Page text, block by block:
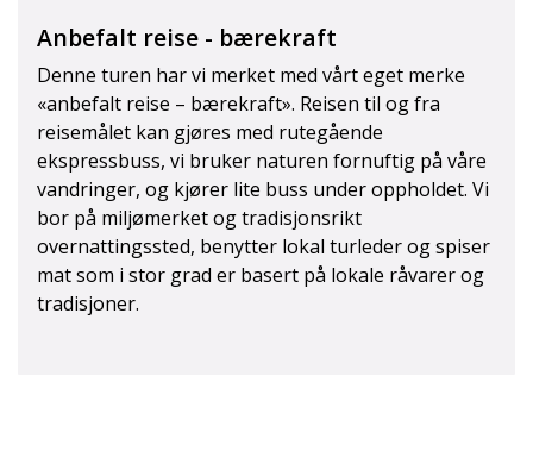
Anbefalt reise - bærekraft
Denne turen har vi merket med vårt eget merke
«anbefalt reise – bærekraft». Reisen til og fra
reisemålet kan gjøres med rutegående
ekspressbuss, vi bruker naturen fornuftig på våre
vandringer, og kjører lite buss under oppholdet. Vi
bor på miljømerket og tradisjonsrikt
overnattingssted, benytter lokal turleder og spiser
mat som i stor grad er basert på lokale råvarer og
tradisjoner.